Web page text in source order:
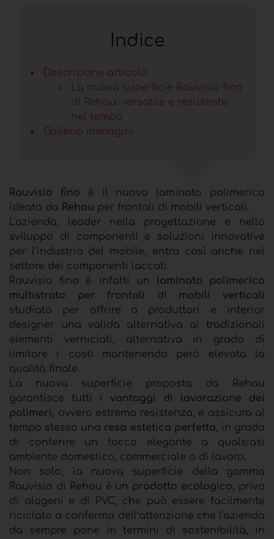
Indice
Descrizione articolo
La nuova superficie Rauvisio fino
di Rehau: versatile e resistente
nel tempo
Galleria immagini
Rauvisio fino è il nuovo laminato polimerico
ideato da Rehau per frontali di mobili verticali.
L'azienda, leader nella progettazione e nello
sviluppo di componenti e soluzioni innovative
per l'industria del mobile, entra così anche nel
settore dei componenti laccati.
Rauvisio fino è infatti un laminato polimerico
multistrato per frontali di mobili verticali
studiato per offrire a produttori e interior
designer una valida alternativa ai tradizionali
elementi verniciati, alternativa in grado di
limitare i costi mantenendo però elevata la
qualità finale.
La nuova superficie proposta da Rehau
garantisce tutti i vantaggi di lavorazione dei
polimeri, ovvero estrema resistenza, e assicura al
tempo stesso una resa estetica perfetta, in grado
di conferire un tocco elegante a qualsiasi
ambiente domestico, commerciale o di lavoro.
Non solo, la nuova superficie della gamma
Rauvisio di Rehau è un prodotto ecologico, privo
di alogeni e di PVC, che può essere facilmente
riciclato a conferma dell’attenzione che l'azienda
da sempre pone in termini di sostenibilità, in